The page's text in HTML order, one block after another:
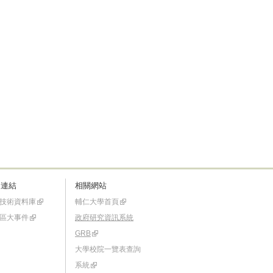
結
術資料庫
大事件
相關網站
輔仁大學首頁
政府研究資訊系統
GRB
大學校院一覽表查詢
系統